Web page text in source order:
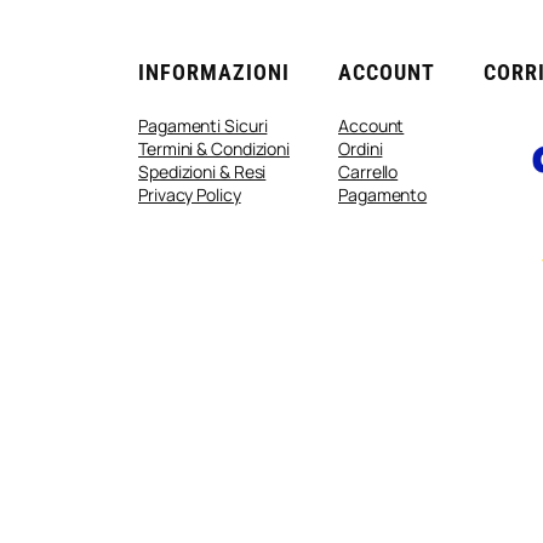
INFORMAZIONI
Pagamenti Sicuri
Termini & Condizioni
Spedizioni & Resi
Privacy Policy
ACCOUNT
Account
Ordini
Carrello
Pagamento